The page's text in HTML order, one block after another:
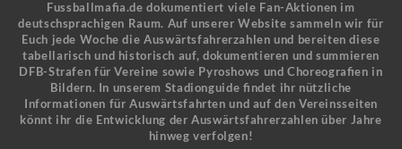
Fussballmafia.de dokumentiert viele Fan-Aktionen im
deutschsprachigen Raum. Auf unserer Website sammeln wir für
Euch jede Woche die Auswärtsfahrerzahlen und bereiten diese
tabellarisch und historisch auf, dokumentieren und summieren
DFB-Strafen für Vereine sowie Pyroshows und Choreografien in
Bildern. In unserem Stadionguide findet ihr nützliche
Informationen für Auswärtsfahrten und auf den Vereinsseiten
könnt ihr die Entwicklung der Auswärtsfahrerzahlen über Jahre
hinweg verfolgen!